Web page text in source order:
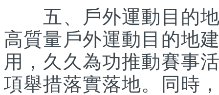
五、戶外運動目的地
高質量戶外運動目的地
用，久久為功推動賽事
項舉措落實落地。同時